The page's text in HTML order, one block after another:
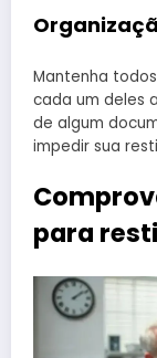
Mantenha
cada um deles
de algum
impedir sua
para